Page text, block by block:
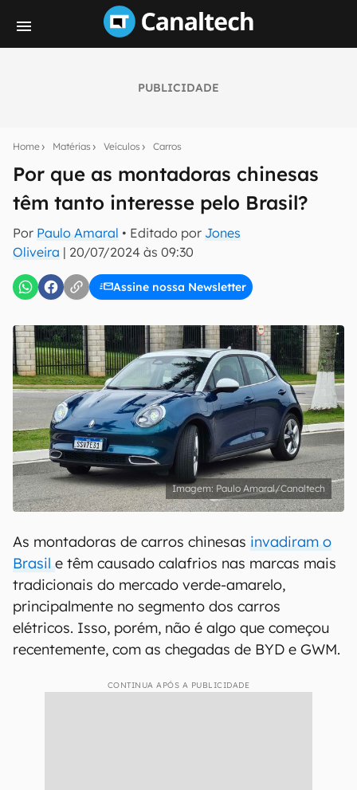
PUBLICIDADE
Home Matérias Veículos Carros
Por que as montadoras chinesas
têm tanto interesse pelo Brasil?
Por Paulo Amaral • Editado por Jones
Oliveira | 20/07/2024 às 09:30
Assine nossa Newsletter
notícias e reviews sobre tecnologia em primeira
E-mail
Uso e Política de Privacidade do Canaltech.
Paulo Amaral/Canaltech
As montadoras de carros chinesas invadiram o
Brasil e têm causado calafrios nas marcas mais
tradicionais do mercado verde-amarelo,
principalmente no segmento dos carros
elétricos. Isso, porém, não é algo que começou
recentemente, com as chegadas de BYD e GWM.
CONTINUA APÓS A PUBLICIDADE